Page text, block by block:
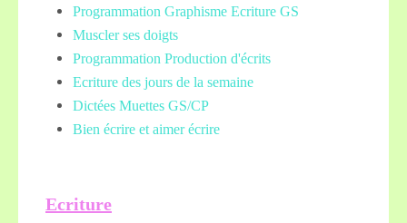
Programmation Graphisme Ecriture GS
Muscler ses doigts
Programmation Production d'écrits
Ecriture des jours de la semaine
Dictées Muettes GS/CP
Bien écrire et aimer écrire
Ecriture